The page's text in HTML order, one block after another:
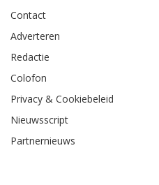
Contact
Adverteren
Redactie
Colofon
Privacy & Cookiebeleid
Nieuwsscript
Partnernieuws